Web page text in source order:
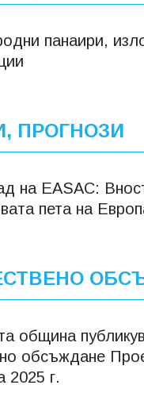
панаири,
ПРОГНОЗИ
на EASAC:
пета на
община
обсъждане
2025 г.